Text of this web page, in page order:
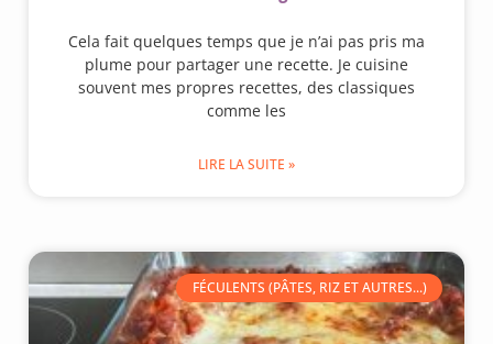
Cela fait quelques temps que je n’ai pas pris ma
plume pour partager une recette. Je cuisine
souvent mes propres recettes, des classiques
comme les
LIRE LA SUITE »
FÉCULENTS (PÂTES, RIZ ET AUTRES...)